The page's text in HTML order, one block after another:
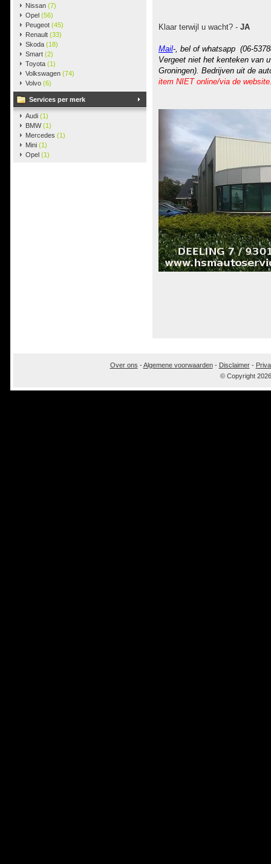
Nissan (7)
Opel (56)
Peugeot (45)
Renault (33)
Skoda (18)
Smart (2)
Toyota (1)
Volkswagen (74)
Volvo (6)
Services per merk
Audi (1)
BMW(1)
Mercedes (1)
Mini (1)
Opel (1)
Klaar terwijl u wacht? - JA
Mail-, bel of whatsapp (06-
Vergeet niet het kenteken van
Groningen). Bedrijven uit de
item NIET online/via de
Over ons -Algemene voorwaarden- Disclaimer-
© Copyright